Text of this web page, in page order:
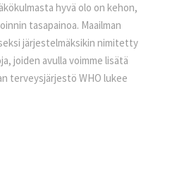
hyvä olo on kehon,
tasapainoa. Maailman
järjestelmäksikin nimitetty
joiden avulla voimme lisätä
terveysjärjestö WHO lukee